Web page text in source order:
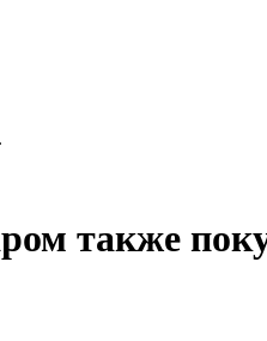
также